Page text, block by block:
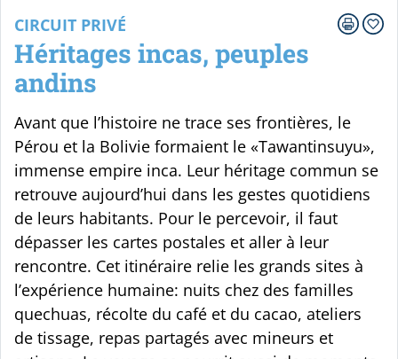
CIRCUIT PRIVÉ
Héritages incas, peuples
andins
Avant que l’histoire ne trace ses frontières, le
Pérou et la Bolivie formaient le «Tawantinsuyu»,
immense empire inca. Leur héritage commun se
retrouve aujourd’hui dans les gestes quotidiens
de leurs habitants. Pour le percevoir, il faut
dépasser les cartes postales et aller à leur
rencontre. Cet itinéraire relie les grands sites à
l’expérience humaine: nuits chez des familles
quechuas, récolte du café et du cacao, ateliers
de tissage, repas partagés avec mineurs et